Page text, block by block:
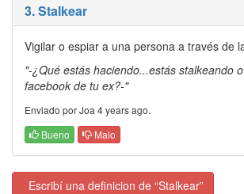
3. Stalkear
Vigilar o espiar a una persona a través de
"-¿Qué estás haciendo...estás stalkeando
facebook de tu ex?-"
Enviado por Joa 4 years ago.
Bueno
Malo
Escribí una definicion de “Stalkear”